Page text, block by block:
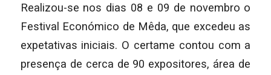
Realizou-se nos dias 08 e 09 de novembro o
Festival Económico de Mêda, que excedeu as
expetativas iniciais. O certame contou com a
presença de cerca de 90 expositores, área de